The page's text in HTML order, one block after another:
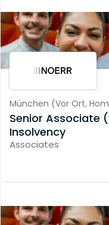
München (Vor Ort,
Senior Associate
Insolvency
Associates